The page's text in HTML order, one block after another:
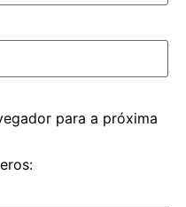
para a próxima